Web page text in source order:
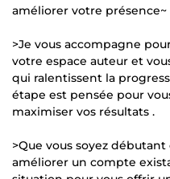
améliorer votre présence~
>Je vous accompagne
votre espace auteur et
qui ralentissent la
étape est pensée pour
maximiser vos résultats .
>Que vous soyez
améliorer un compte